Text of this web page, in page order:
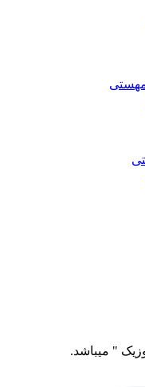
مهستی
" میباشد.